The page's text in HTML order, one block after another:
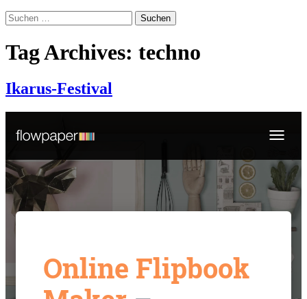
Suchen
nach:
Tag Archives: techno
Ikarus-Festival